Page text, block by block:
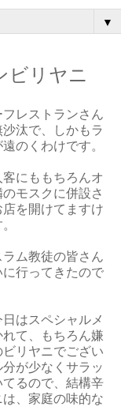
▼
ビリヤニ
レストランさん
汰で、しかもラ
のくわけです。
にももちろんオ
モスクに併設さ
を開けてますけ
ム教徒の皆さん
行ってきたので
はスペシャルメ
て、もちろん嫌
リヤニでござい
が少なくサラッ
るので、結構辛
、家庭の味的な